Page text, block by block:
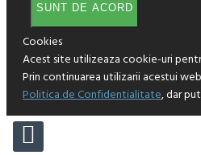
SUNT DE ACORD
Cookies
Acest site utilizeaza cookie-uri
Prin continuarea utilizarii acestui
Politica de Confidentialitate, dar